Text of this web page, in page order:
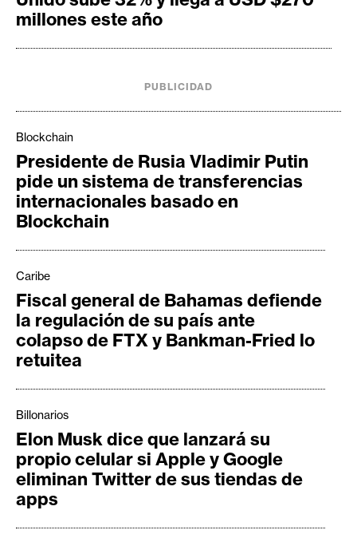
millones este año
PUBLICIDAD
Blockchain
Presidente de Rusia Vladimir Putin
pide un sistema de transferencias
internacionales basado en
Blockchain
Caribe
Fiscal general de Bahamas defiende
la regulación de su país ante
colapso de FTX y Bankman-Fried lo
retuitea
Billonarios
Elon Musk dice que lanzará su
propio celular si Apple y Google
eliminan Twitter de sus tiendas de
apps